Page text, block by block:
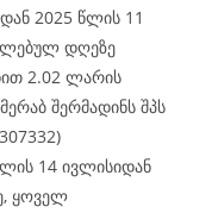
2025 წლის 11
დღეზე
2.02 ლარის
შერმადინს შპს
14 ივლისიდან
ყოველ